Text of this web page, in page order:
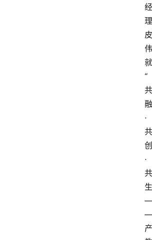
经
理
皮
伟
就
“
共
融
·
共
创
·
共
生
—
—
产